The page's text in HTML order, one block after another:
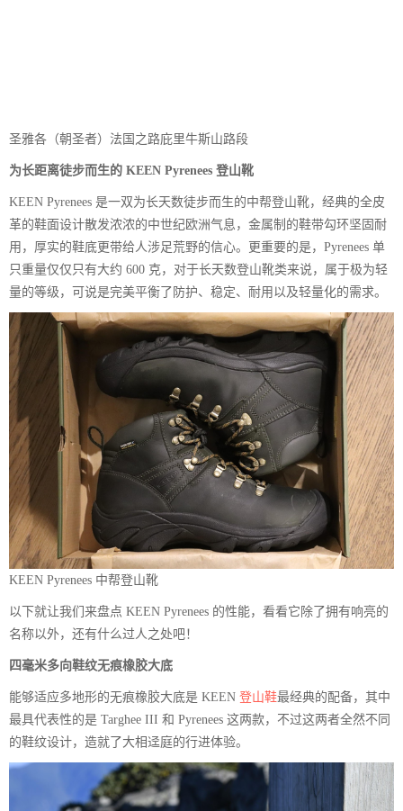
圣雅各（朝圣者）法国之路庇里牛斯山路段
为长距离徒步而生的 KEEN Pyrenees 登山靴
KEEN Pyrenees 是一双为长天数徒步而生的中帮登山靴，经典的全皮
革的鞋面设计散发浓浓的中世纪欧洲气息，金属制的鞋带勾环坚固耐
用，厚实的鞋底更带给人涉足荒野的信心。更重要的是，Pyrenees 单
只重量仅仅只有大约 600 克，对于长天数登山靴类来说，属于极为轻
量的等级，可说是完美平衡了防护、稳定、耐用以及轻量化的需求。
KEEN Pyrenees 中帮登山靴
以下就让我们来盘点 KEEN Pyrenees 的性能，看看它除了拥有响亮的
名称以外，还有什么过人之处吧！
四毫米多向鞋纹无痕橡胶大底
能够适应多地形的无痕橡胶大底是 KEEN 登山鞋最经典的配备，其中
最具代表性的是 Targhee III 和 Pyrenees 这两款，不过这两者全然不同
的鞋纹设计，造就了大相迳庭的行进体验。